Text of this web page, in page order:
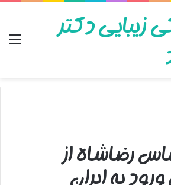
زیبایی دکتر
رضاشاه از
به ایران